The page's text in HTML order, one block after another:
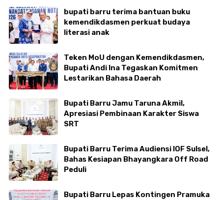
bupati barru terima bantuan buku
kemendikdasmen perkuat budaya
literasi anak
Teken MoU dengan Kemendikdasmen,
Bupati Andi Ina Tegaskan Komitmen
Lestarikan Bahasa Daerah
Bupati Barru Jamu Taruna Akmil,
Apresiasi Pembinaan Karakter Siswa
SRT
Bupati Barru Terima Audiensi IOF Sulsel,
Bahas Kesiapan Bhayangkara Off Road
Peduli
Bupati Barru Lepas Kontingen Pramuka